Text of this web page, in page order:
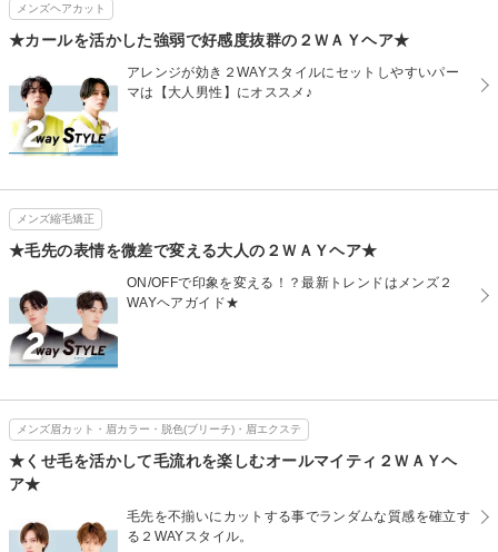
メンズヘアカット
★カールを活かした強弱で好感度抜群の２ＷＡＹヘア★
アレンジが効き２WAYスタイルにセットしやすいパー
マは【大人男性】にオススメ♪
メンズ縮毛矯正
★毛先の表情を微差で変える大人の２ＷＡＹヘア★
ON/OFFで印象を変える！？最新トレンドはメンズ２
WAYヘアガイド★
メンズ眉カット・眉カラー・脱色(ブリーチ)・眉エクステ
★くせ毛を活かして毛流れを楽しむオールマイティ２ＷＡＹヘ
ア★
毛先を不揃いにカットする事でランダムな質感を確立す
る２WAYスタイル。